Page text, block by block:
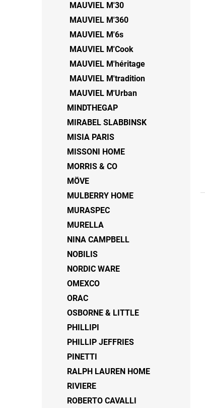
MAUVIEL M'30
MAUVIEL M'360
MAUVIEL M'6s
MAUVIEL M'Cook
MAUVIEL M'héritage
MAUVIEL M'tradition
MAUVIEL M'Urban
MINDTHEGAP
MIRABEL SLABBINSK
MISIA PARIS
MISSONI HOME
MORRIS & CO
MÖVE
MULBERRY HOME
MURASPEC
MURELLA
NINA CAMPBELL
NOBILIS
NORDIC WARE
OMEXCO
ORAC
OSBORNE & LITTLE
PHILLIPI
PHILLIP JEFFRIES
PINETTI
RALPH LAUREN HOME
RIVIERE
ROBERTO CAVALLI